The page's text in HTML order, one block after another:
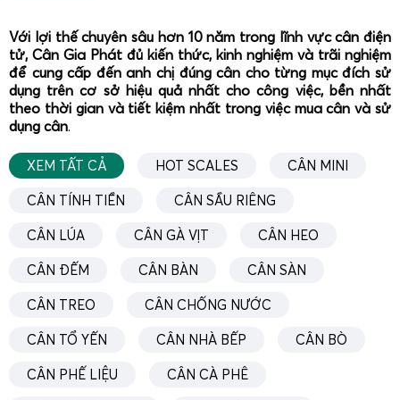
ứng đúng môi trường làm việc, loại hàng hóa và quy trình
vận hành của doanh nghiệp.
Cân treo điện tử 2 tấn – Giải pháp linh hoạt cho kho
bãi và nhà xưởng
Với lợi thế chuyên sâu hơn 10 năm trong lĩnh vực cân điện
tử, Cân Gia Phát đủ kiến thức, kinh nghiệm và trãi nghiệm
để cung cấp đến anh chị đúng cân cho từng mục đích sử
dụng trên cơ sở hiệu quả nhất cho công việc, bền nhất
theo thời gian và tiết kiệm nhất trong việc mua cân và sử
dụng cân.
XEM TẤT CẢ HOT SCALES CÂN MINI
CÂN TÍNH TIỀN CÂN SẦU RIÊNG
CÂN LÚA CÂN GÀ VỊT CÂN HEO
CÂN ĐẾM CÂN BÀN CÂN SÀN
CÂN TREO CÂN CHỐNG NƯỚC
CÂN TỔ YẾN CÂN NHÀ BẾP CÂN BÒ
CÂN PHẾ LIỆU CÂN CÀ PHÊ